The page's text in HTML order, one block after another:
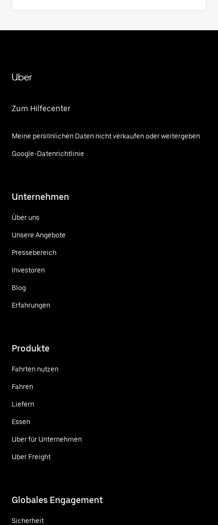
Uber
Zum Hilfecenter
Meine persönlichen Daten nicht verkaufen oder weitergeben
Google-Datenrichtlinie
Unternehmen
Über uns
Unsere Angebote
Pressebereich
Investoren
Blog
Erfahrungen
Produkte
Fahrten nutzen
Fahren
Liefern
Essen
Uber für Unternehmen
Uber Freight
Globales Engagement
Sicherheit